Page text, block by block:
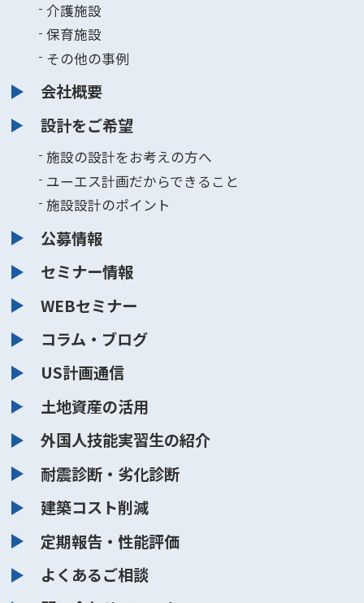
介護施設
保育施設
その他の事例
会社概要
設計をご希望
施設の設計をお考えの方へ
ユーエス計画だからできること
施設設計のポイント
公募情報
セミナー情報
WEBセミナー
コラム・ブログ
US計画通信
土地資産の活用
外国人技能実習生の紹介
耐震診断・劣化診断
建築コスト削減
定期報告・性能評価
よくあるご相談